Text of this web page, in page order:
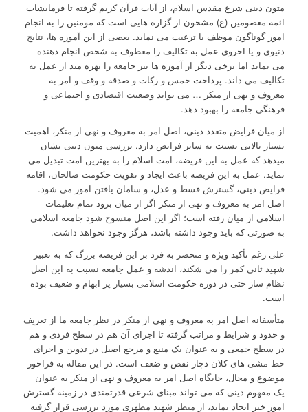
متون دینی شرع مقدس اسلام، از آیات قرآن کریم گرفته تا فرمایشات
ائمه معصومین (ع) مشحون از گزاره هایی است که مومنین را به انجام
امور گوناگون موظف یا ترغیب می نماید. بعضی از این آموزه ها، نتایج
دنیوی و یا اخروی عمل به تکالیف را معطوف به شخص انجام دهنده
می نماید اما برخی دیگر از آموزه ها نیز جامعه را بهره مند از عمل به
تکالیف می داند. پرداخت خمس و زکات و صدقه و وقف و امر به
معروف و نهی از منکر … می تواند وضعیت اقتصادی و اجتماعی و
فرهنگی جامعه را بهبود دهد.
از میان فرایض متعدد دینی، اصل امر به معروف و نهی از منکر، اهمیت
بسیار بالایی نسبت به سایر فرایض دارد. بررسی متون دینی نشان
میدهد که عمل به این فریضه، امت اسلام را به بهترین امت تبدیل می
نماید. عمل به این فریضه باعث ایجاد و تقویت حکومت صالحان، اقامه
فرایض دینی، گسترش قسط و عدل، و سامان یافتن امور می شود.
اصل امر به معروف و نهی از منکر اگر از میان برود تمام تعلیمات
اسلامی از میان رفته است؛ اگر این اصل منسوخ شود جامعه اسلامی
به صورتی که باید وجود داشته باشد، هرگز وجود نخواهد داشت.
علی رغم تأکید ویژه و منحصر به فرد بر این فریضه بزرگ که به تعبیر
شهید ثانی کمر را می شکند، اندشه و عمل جامعه نسبت به این اصل
نظام ساز حتی در دوره حکومت اسلامی بسیار پر ابهام و ضعیف بوده
است.
متأسفانه اصل امر به معروف و نهی از منکر در نظر جامعه ما از تعریف
و حدود و شرایط و مراتب گرفته تا اجرای آن هم در سطح فردی و هم
در سطح جمعی و به عنوان یک منبع و مرجع اصیل در تدوین و اجرای
خط مشی های کلان دچار نقص و ضعف است. در این مقاله به فراخور
موضوع و مجال، جایگاه اصل امر به معروف و نهی از منکر به عنوان
یک مفهوم دینی که می تواند مبنای شرعی قدرتمندی در زمینه گسترش
امور خیر ایجاد نماید، از منظر شهید مطهری مورد بررسی قرار گرفته